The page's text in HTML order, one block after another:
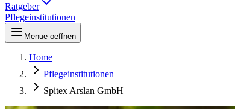
Ratgeber
Pflegeinstitutionen
Menue oeffnen
Home
Pflegeinstitutionen
Spitex Arslan GmbH